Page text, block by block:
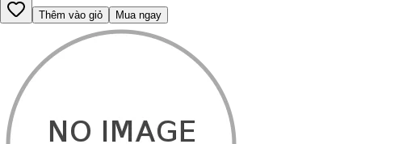
Thêm vào giỏ Mua ngay